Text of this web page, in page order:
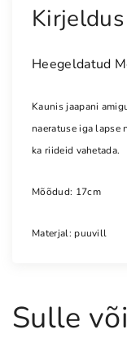
e
r
k
r
u
k
g
s
Kirjeldus
Heegeldatud
Kaunis jaapani
naeratuse iga lapse
ka riideid vahetada.
Mõõdud: 17cm
Materjal: puuvill
Sulle